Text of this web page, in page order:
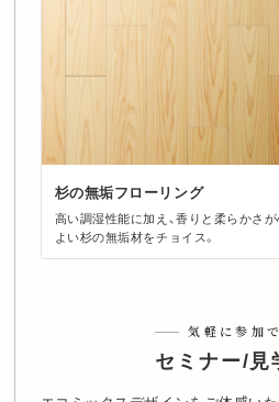
杉の無垢フローリング
高い調湿性能に加え、香りと柔らかさ
よい杉の無垢材をチョイス。
気軽に参加
セミナー/見